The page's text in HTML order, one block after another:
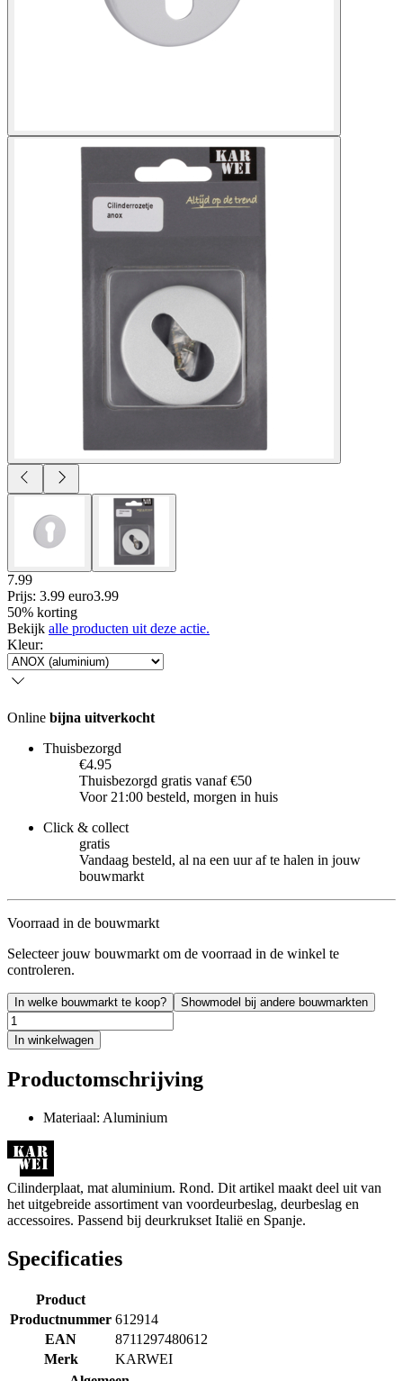
7.99
Prijs: 3.99 euro3.99
50% korting
Bekijk alle producten uit deze actie.
Kleur:
Online bijna uitverkocht
Thuisbezorgd
€4.95
Thuisbezorgd gratis vanaf €50
Voor 21:00 besteld, morgen in huis
Click & collect
gratis
Vandaag besteld, al na een uur af te halen in jouw
bouwmarkt
Voorraad in de bouwmarkt
Selecteer jouw bouwmarkt om de voorraad in de winkel te
controleren.
In welke bouwmarkt te koop? Showmodel bij andere bouwmarkten
In winkelwagen
Productomschrijving
Materiaal: Aluminium
Cilinderplaat, mat aluminium. Rond. Dit artikel maakt deel uit van
het uitgebreide assortiment van voordeurbeslag, deurbeslag en
accessoires. Passend bij deurkrukset Italië en Spanje.
Specificaties
Product
Productnummer 612914
EAN
8711297480612
Merk
KARWEI